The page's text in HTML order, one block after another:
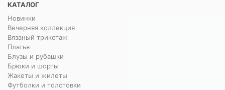
КАТАЛОГ
Новинки
Вечерняя коллекция
Вязаный трикотаж
Платья
Блузы и рубашки
Брюки и шорты
Жакеты и жилеты
Футболки и толстовки